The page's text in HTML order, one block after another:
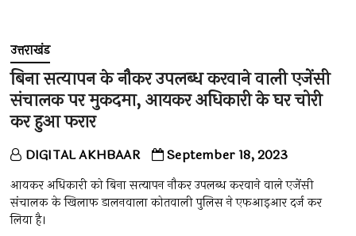
t
o
n
उत्तराखंड
बिना सत्यापन के नौकर उपलब्ध करवाने वाली एजेंसी
संचालक पर मुकदमा, आयकर अधिकारी के घर चोरी
कर हुआ फरार
DIGITAL AKHBAAR September 18, 2023
आयकर अधिकारी को बिना सत्यापन नौकर उपलब्ध करवाने वाले एजेंसी
संचालक के खिलाफ डालनवाला कोतवाली पुलिस ने एफआइआर दर्ज कर
लिया है।